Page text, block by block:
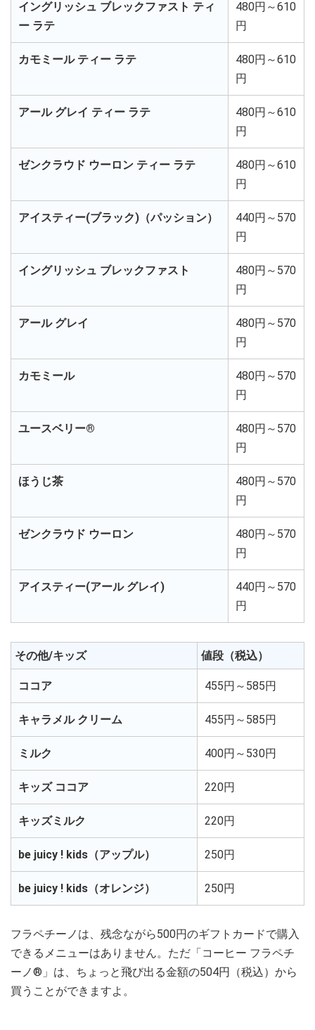
イングリッシュ ブレックファスト ティ
ー ラテ
480円～610
円
カモミール ティー ラテ
480円～610
円
アール グレイ ティー ラテ
480円～610
円
ゼンクラウド ウーロン ティー ラテ
480円～610
円
アイスティー(ブラック)（パッション）
440円～570
円
イングリッシュ ブレックファスト
480円～570
円
アール グレイ
480円～570
円
カモミール
480円～570
円
ユースベリー®
480円～570
円
ほうじ茶
480円～570
円
ゼンクラウド ウーロン
480円～570
円
アイスティー(アール グレイ)
440円～570
円
その他/キッズ 値段（税込）
ココア 455円～585円
キャラメル クリーム 455円～585円
ミルク 400円～530円
キッズ ココア 220円
キッズミルク 220円
be juicy ! kids（アップル） 250円
be juicy ! kids（オレンジ） 250円
フラペチーノは、残念ながら500円のギフトカードで購入
できるメニューはありません。ただ「コーヒー フラペチ
ーノ®」は、ちょっと飛び出る金額の504円（税込）から
買うことができますよ。